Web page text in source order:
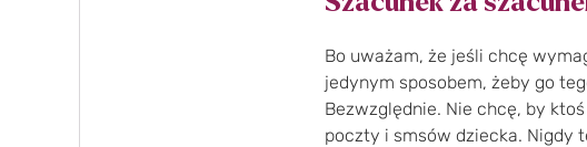
Bo uważam, że jeśli chcę
jedynym sposobem, żeby go
Bezwzględnie. Nie chcę, by
poczty i smsów dziecka. Nigdy